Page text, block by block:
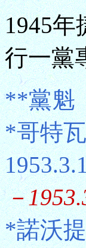
1945年
行一黨
**黨魁
*哥特
－
*諾沃